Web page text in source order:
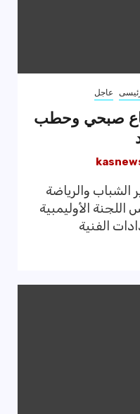
عاجل
صبحي وحطب
الشباب والرياضة
الأوليمبية
الفنية